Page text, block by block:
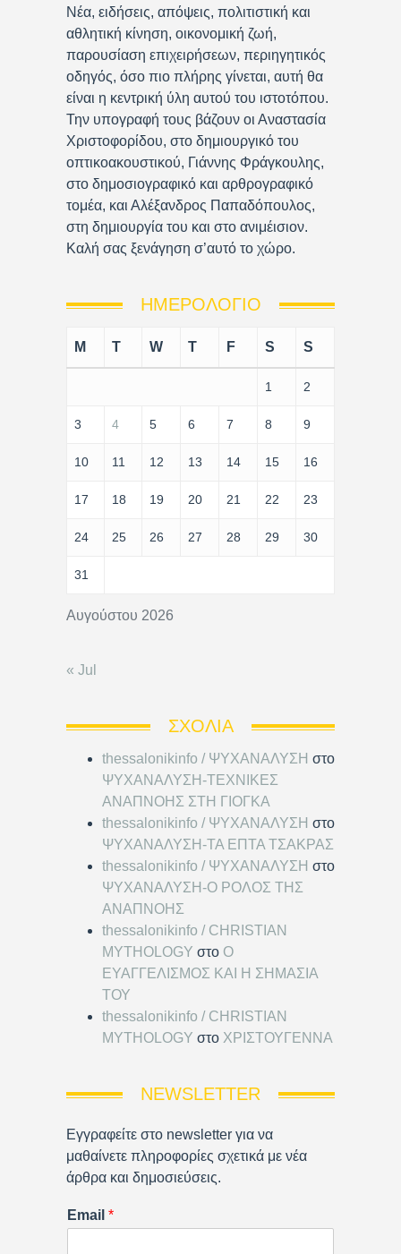
Νέα, ειδήσεις, απόψεις, πολιτιστική και
αθλητική κίνηση, οικονομική ζωή,
παρουσίαση επιχειρήσεων, περιηγητικός
οδηγός, όσο πιο πλήρης γίνεται, αυτή θα
είναι η κεντρική ύλη αυτού του ιστοτόπου.
Την υπογραφή τους βάζουν οι Αναστασία
Χριστοφορίδου, στο δημιουργικό του
οπτικοακουστικού, Γιάννης Φράγκουλης,
στο δημοσιογραφικό και αρθρογραφικό
τομέα, και Αλέξανδρος Παπαδόπουλος,
στη δημιουργία του και στο ανιμέισιον.
Καλή σας ξενάγηση σ’αυτό το χώρο.
ΗΜΕΡΟΛΌΓΙΟ
Αυγούστου 2026
M T W T F S S
1 2
3 4 5 6 7 8 9
10 11 12 13 14 15 16
17 18 19 20 21 22 23
24 25 26 27 28 29 30
31
« Jul
ΣΧΌΛΙΑ
thessalonikinfo / ΨΥΧΑΝΑΛΥΣΗ στο
ΨΥΧΑΝΑΛΥΣΗ-ΤΕΧΝΙΚΕΣ
ΑΝΑΠΝΟΗΣ ΣΤΗ ΓΙΟΓΚΑ
thessalonikinfo / ΨΥΧΑΝΑΛΥΣΗ στο
ΨΥΧΑΝΑΛΥΣΗ-ΤΑ ΕΠΤΑ ΤΣΑΚΡΑΣ
thessalonikinfo / ΨΥΧΑΝΑΛΥΣΗ στο
ΨΥΧΑΝΑΛΥΣΗ-Ο ΡΟΛΟΣ ΤΗΣ
ΑΝΑΠΝΟΗΣ
thessalonikinfo / CHRISTIAN
MYTHOLOGY στο Ο
ΕΥΑΓΓΕΛΙΣΜΟΣ ΚΑΙ Η ΣΗΜΑΣΙΑ
ΤΟΥ
thessalonikinfo / CHRISTIAN
MYTHOLOGY στο ΧΡΙΣΤΟΥΓΕΝΝΑ
NEWSLETTER
Εγγραφείτε στο newsletter για να
μαθαίνετε πληροφορίες σχετικά με νέα
άρθρα και δημοσιεύσεις.
Email *